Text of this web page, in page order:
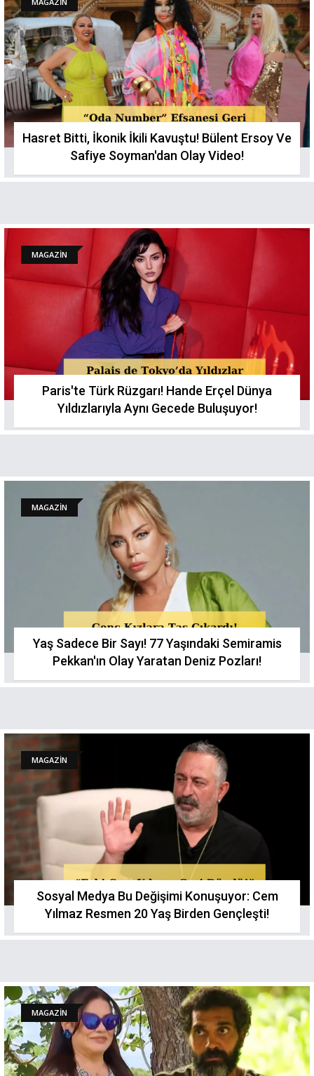
Hasret Bitti, İkonik İkili Kavuştu! Bülent Ersoy Ve
Safiye Soyman'dan Olay Video!
MAGAZİN
Paris'te Türk Rüzgarı! Hande Erçel Dünya
Yıldızlarıyla Aynı Gecede Buluşuyоr!
MAGAZİN
Yaş Sadece Bir Sayı! 77 Yaşındaki Semiramis
Pekkan'ın Olay Yaratan Deniz Pozları!
MAGAZİN
Sosyal Medya Bu Değişimi Konuşuyor: Cem
Yılmaz Resmen 20 Yaş Birden Gençleştі!
MAGAZİN